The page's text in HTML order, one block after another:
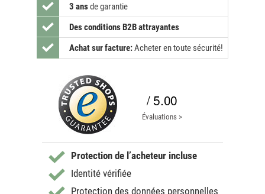
3 ansde garantie
Des conditions B2B attrayantes
Achat sur facture:Acheter en toute sécurité!
/ 5.00
Évaluations >
Protection de l’acheteur incluse
Identité vérifiée
Protection des données personnelles